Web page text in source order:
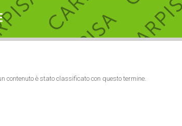
contenuto è stato classificato con questo termine.